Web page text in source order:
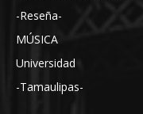
-Reseña-
MÚSICA
Universidad
-Tamaulipas-